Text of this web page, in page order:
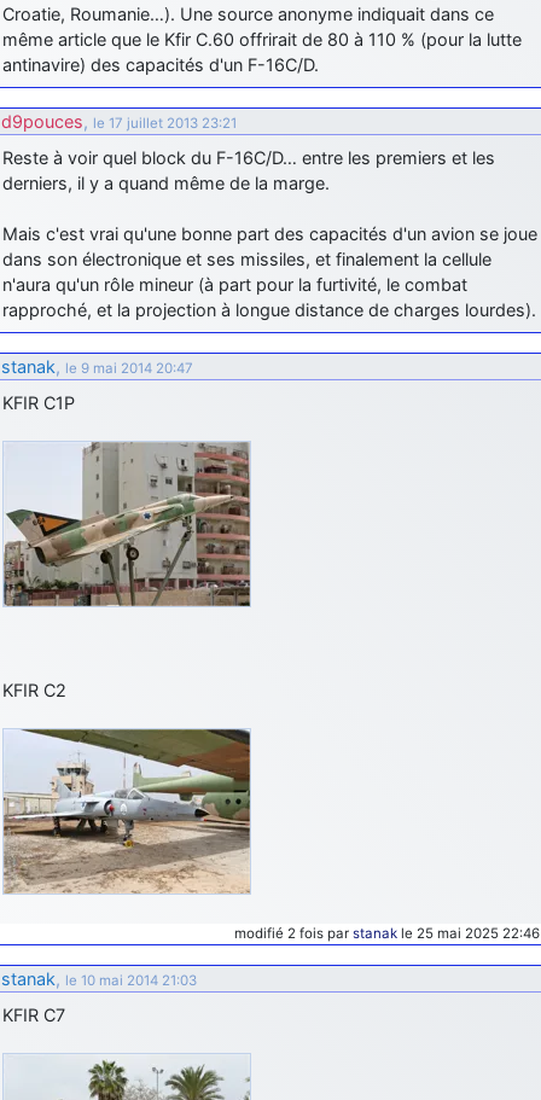
Croatie, Roumanie…). Une source anonyme indiquait dans ce
même article que le Kfir C.60 offrirait de 80 à 110 % (pour la lutte
antinavire) des capacités d'un F-16C/D.
d9pouces, le 17 juillet 2013 23:21
Reste à voir quel block du F-16C/D… entre les premiers et les
derniers, il y a quand même de la marge.
Mais c'est vrai qu'une bonne part des capacités d'un avion se joue
dans son électronique et ses missiles, et finalement la cellule
n'aura qu'un rôle mineur (à part pour la furtivité, le combat
rapproché, et la projection à longue distance de charges lourdes).
stanak, le 9 mai 2014 20:47
KFIR C1P
KFIR C2
modifié 2 fois par stanak le 25 mai 2025 22:46
stanak, le 10 mai 2014 21:03
KFIR C7